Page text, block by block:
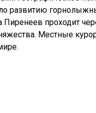
развитию
Пиренеев проходит
Местные